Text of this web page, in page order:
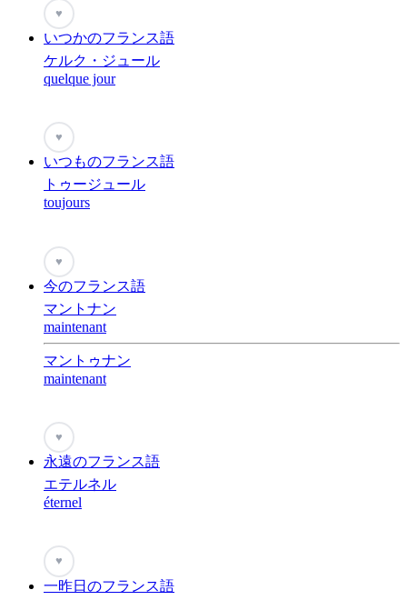
♥
いつかのフランス語
ケルク・ジュール
quelque jour
♥
いつものフランス語
トゥージュール
toujours
♥
今のフランス語
マントナン
maintenant
マントゥナン
maintenant
♥
永遠のフランス語
エテルネル
éternel
♥
一昨日のフランス語